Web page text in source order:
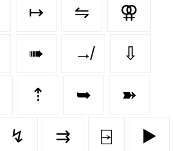
↦ ⇋ ⚢
➠ ↛ ⇩
⇡ ➥ ➽
↯ ⇉ ⍈ ▶️